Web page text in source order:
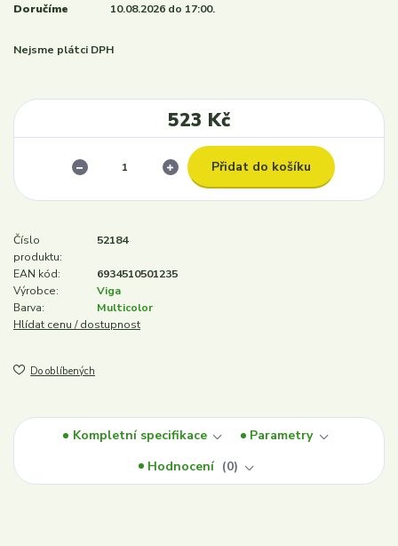
Doručíme 10.08.2026 do 17:00.
Nejsme plátci DPH
523 Kč
Přidat do košíku
Číslo
produktu:
52184
EAN kód:
6934510501235
Výrobce:
Viga
Barva:
Multicolor
Hlídat cenu / dostupnost
Do oblíbených
Kompletní specifikace
Parametry
Hodnocení
0